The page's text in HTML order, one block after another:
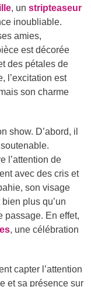
, unstripteaseur
inoubliable.
amies,
est décorée
des pétales de
l’excitation est
son charme
show. D’abord, il
l’attention de
avec des cris et
son visage
plus qu’un
passage. En effet,
, une célébration
capter l’attention
et sa présence sur